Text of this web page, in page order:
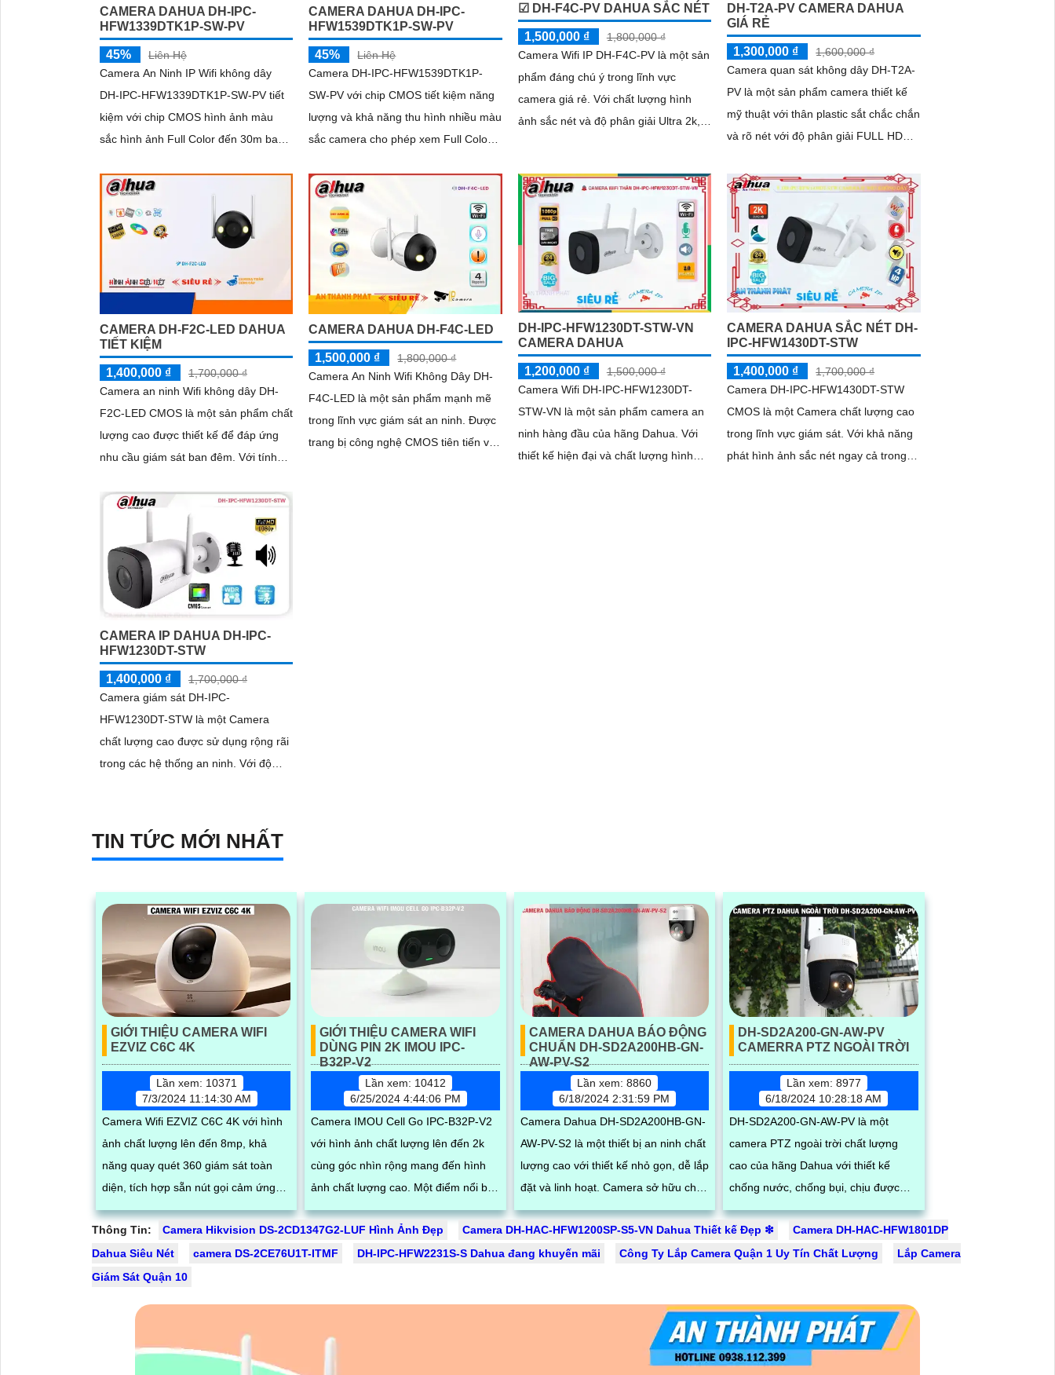
CAMERA DAHUA DH-IPC-
HFW1339DTK1P-SW-PV
45%
Liên Hệ
Camera An Ninh IP Wifi không dây
DH-IPC-HFW1339DTK1P-SW-PV tiết
kiệm với chip CMOS hình ảnh màu
sắc hình ảnh Full Color đến 30m ban
CAMERA DAHUA DH-IPC-
HFW1539DTK1P-SW-PV
45%
Liên Hệ
Camera DH-IPC-HFW1539DTK1P-
SW-PV với chip CMOS tiết kiệm năng
lượng và khả năng thu hình nhiều màu
sắc camera cho phép xem Full Color
lên đến 5.0 MP tích hợp mic và loa
đàm thoại 2 chiều
☑ DH-F4C-PV DAHUA SẮC NÉT
1,500,000 ₫
1,800,000 ₫
Camera Wifi IP DH-F4C-PV là một sản
phẩm đáng chú ý trong lĩnh vực
camera giá rẻ. Với chất lượng hình
ảnh sắc nét và độ phân giải Ultra 2k,
DH-T2A-PV CAMERA DAHUA
GIÁ RẺ
1,300,000 ₫
1,600,000 ₫
Camera quan sát không dây DH-T2A-
PV là một sản phẩm camera thiết kế
mỹ thuật với thân plastic sắt chắc chắn
và rõ nét với độ phân giải FULL HD
giúp...
CAMERA DH-F2C-LED DAHUA
TIẾT KIỆM
1,400,000 ₫
1,700,000 ₫
Camera an ninh Wifi không dây DH-
F2C-LED CMOS là một sản phẩm chất
lượng cao được thiết kế để đáp ứng
nhu cầu giám sát ban đêm. Với tính
năng giám sát và ghi lại hình ảnh chất
lượng, rõ nét cả ngày và đêm
CAMERA DAHUA DH-F4C-LED
1,500,000 ₫
1,800,000 ₫
Camera An Ninh Wifi Không Dây DH-
F4C-LED là một sản phẩm mạnh mẽ
trong lĩnh vực giám sát an ninh. Được
trang bị công nghệ CMOS tiên tiến và
DH-IPC-HFW1230DT-STW-VN
CAMERA DAHUA
1,200,000 ₫
1,500,000 ₫
Camera Wifi DH-IPC-HFW1230DT-
STW-VN là một sản phẩm camera an
ninh hàng đầu của hãng Dahua. Với
thiết kế hiện đại và chất lượng hình
CAMERA DAHUA SẮC NÉT DH-
IPC-HFW1430DT-STW
1,400,000 ₫
1,700,000 ₫
Camera DH-IPC-HFW1430DT-STW
CMOS là một Camera chất lượng cao
trong lĩnh vực giám sát. Với khả năng
phát hình ảnh sắc nét ngay cả trong
CAMERA IP DAHUA DH-IPC-
HFW1230DT-STW
1,400,000 ₫
1,700,000 ₫
Camera giám sát DH-IPC-
HFW1230DT-STW là một Camera
chất lượng cao được sử dụng rộng rãi
trong các hệ thống an ninh. Với độ
TIN TỨC MỚI NHẤT
GIỚI THIỆU CAMERA WIFI
EZVIZ C6C 4K
Lần xem: 10371
7/3/2024 11:14:30 AM
Camera Wifi EZVIZ C6C 4K với hình
ảnh chất lượng lên đến 8mp, khả
năng quay quét 360 giám sát toàn
diện, tích hợp sẵn nút gọi cảm ứng
trên camera cùng loa và mic giúp bạn
dễ dàng...
GIỚI THIỆU CAMERA WIFI
DÙNG PIN 2K IMOU IPC-
B32P-V2
Lần xem: 10412
6/25/2024 4:44:06 PM
Camera IMOU Cell Go IPC-B32P-V2
với hình ảnh chất lượng lên đến 2k
cùng góc nhìn rộng mang đến hình
ảnh chất lượng cao. Một điểm nổi bật
nữa là dòng camera này sở hữu pin
xạc...
CAMERA DAHUA BÁO ĐỘNG
CHUẨN DH-SD2A200HB-GN-
AW-PV-S2
Lần xem: 8860
6/18/2024 2:31:59 PM
Camera Dahua DH-SD2A200HB-GN-
AW-PV-S2 là một thiết bị an ninh chất
lượng cao với thiết kế nhỏ gọn, dễ lắp
đặt và linh hoạt. Camera sở hữu chất
lượng hình ảnh sắc nét độ phân
giải...
DH-SD2A200-GN-AW-PV
CAMERRA PTZ NGOÀI TRỜI
Lần xem: 8977
6/18/2024 10:28:18 AM
DH-SD2A200-GN-AW-PV là một
camera PTZ ngoài trời chất lượng
cao của hãng Dahua với thiết kế
chống nước, chống bụi, chịu được
thời tiết khắc nghiệt. Độ phân giải full
HD, đèn hồng...
Thông Tin: Camera Hikvision DS-2CD1347G2-LUF Hình Ảnh Đẹp Camera DH-HAC-HFW1200SP-S5-VN Dahua Thiết kế Đẹp ❇
Camera DH-HAC-HFW1801DP
Dahua Siêu Nét
camera DS-2CE76U1T-ITMF DH-IPC-HFW2231S-S Dahua đang khuyến mãi Công Ty Lắp Camera Quận 1 Uy Tín Chất Lượng
Lắp Camera
Giám Sát Quận 10